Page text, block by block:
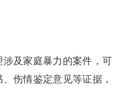
及家庭暴力的案件，可
伤情鉴定意见等证据，